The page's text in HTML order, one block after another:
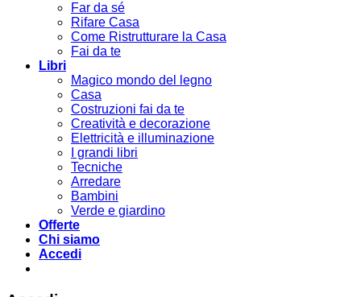
Far da sé
Rifare Casa
Come Ristrutturare la Casa
Fai da te
Libri
Magico mondo del legno
Casa
Costruzioni fai da te
Creatività e decorazione
Elettricità e illuminazione
I grandi libri
Tecniche
Arredare
Bambini
Verde e giardino
Offerte
Chi siamo
Accedi